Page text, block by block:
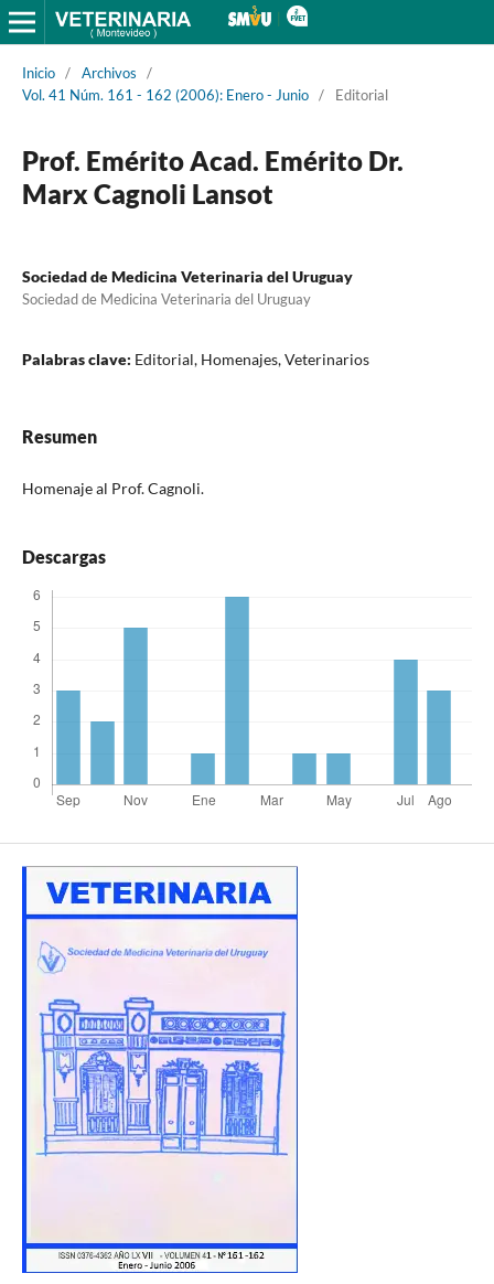
Inicio / Archivos
/
Vol. 41 Núm. 161 - 162 (2006): Enero - Junio / Editorial
Prof. Emérito Acad. Emérito Dr.
Marx Cagnoli Lansot
Sociedad de Medicina Veterinaria del Uruguay
Sociedad de Medicina Veterinaria del Uruguay
Palabras clave: Editorial, Homenajes, Veterinarios
Resumen
Homenaje al Prof. Cagnoli.
Descargas